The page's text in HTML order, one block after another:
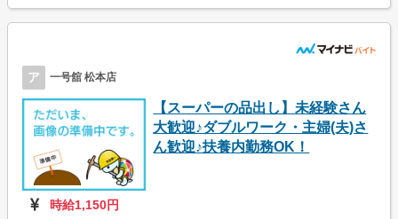
ア 一号舘 松本店
【スーパーの品出し】未経験さん
大歓迎♪ダブルワーク・主婦(夫)さ
ん歓迎♪扶養内勤務OK！
時給1,150円